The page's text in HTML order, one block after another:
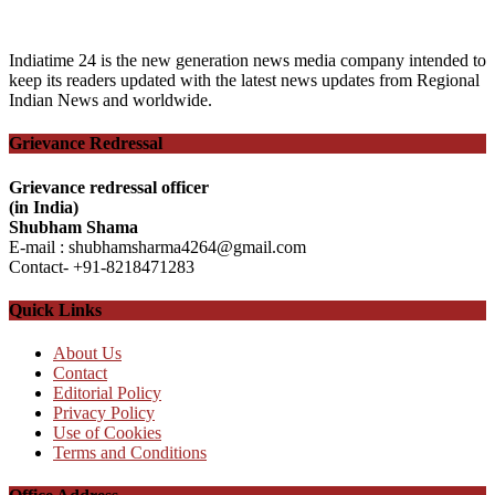
Indiatime 24 is the new generation news media company intended to
keep its readers updated with the latest news updates from Regional
Indian News and worldwide.
Grievance Redressal
Grievance redressal officer
(in India)
Shubham Shama
E-mail : shubhamsharma4264@gmail.com
Contact- +91-8218471283
Quick Links
About Us
Contact
Editorial Policy
Privacy Policy
Use of Cookies
Terms and Conditions